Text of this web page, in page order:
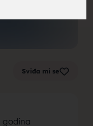
Sviđa mi se
godina